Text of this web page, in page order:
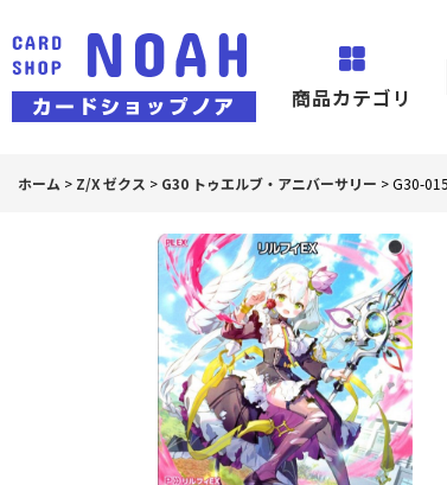
商品カテゴリ
ホーム > Z/X ゼクス > G30 トゥエルブ・アニバーサリー >G30-